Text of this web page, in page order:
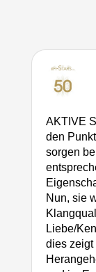
AKTIVE
den
sorgen
Nun, sie
Liebe/
dies